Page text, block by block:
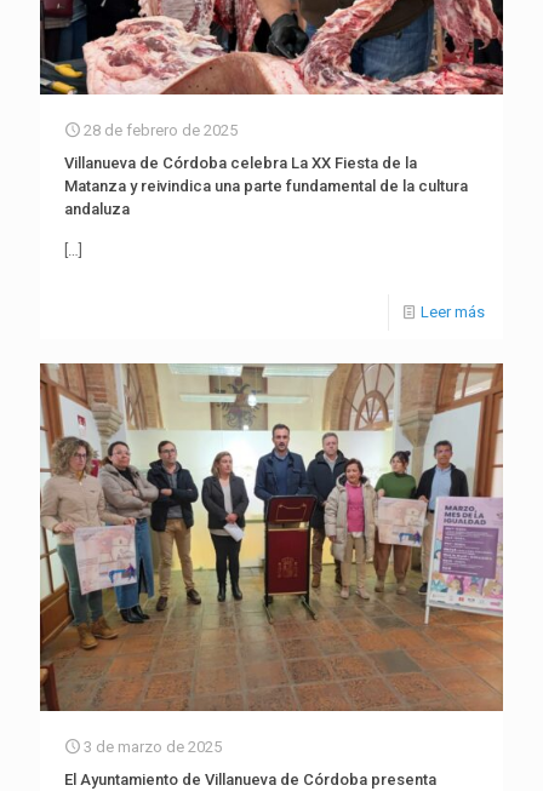
28 de febrero de 2025
Villanueva de Córdoba celebra La XX Fiesta de la
Matanza y reivindica una parte fundamental de la cultura
andaluza
[…]
Leer más
3 de marzo de 2025
El Ayuntamiento de Villanueva de Córdoba presenta